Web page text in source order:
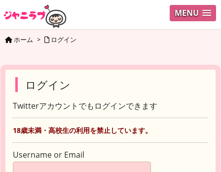
MENU
ホーム > ログイン
ログイン
Twitterアカウントでもログインできます
18歳未満・高校生の利用を禁止しています。
Username or Email